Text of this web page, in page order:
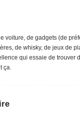
voiture, de gadgets (de
de whisky, de jeux de
qui essaie de trouver
ça.